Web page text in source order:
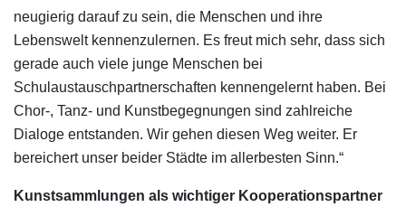
neugierig darauf zu sein, die Menschen und ihre
Lebenswelt kennenzulernen. Es freut mich sehr, dass sich
gerade auch viele junge Menschen bei
Schulaustauschpartnerschaften kennengelernt haben. Bei
Chor-, Tanz- und Kunstbegegnungen sind zahlreiche
Dialoge entstanden. Wir gehen diesen Weg weiter. Er
bereichert unser beider Städte im allerbesten Sinn.“
Kunstsammlungen als wichtiger Kooperationspartner